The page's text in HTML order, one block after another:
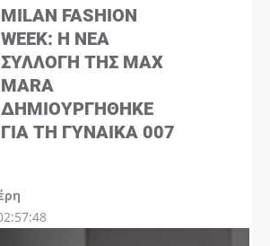
MILAN FASHION
WEEK: Η ΝΈΑ
ΣΥΛΛΟΓΉ ΤΗΣ MAX
MARA
ΔΗΜΙΟΥΡΓΉΘΗΚΕ
ΓΙΑ ΤΗ ΓΥΝΑΊΚΑ 007